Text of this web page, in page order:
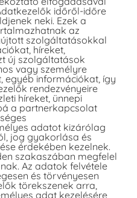
időről-időre
neki. Ezek a
az
szolgáltatásokkal
híreket,
új szolgáltatások
vagy személyre
egyéb információkat, így
rendezvényeire
híreket, ünnepi
a partnerkapcsolat
adatot kizárólag
jog gyakorlása és
érdekében kezelnek.
szakaszában megfelel
Az adatok felvétele
és törvényesen
törekszenek arra,
adat kezelésére